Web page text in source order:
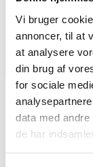
Vi bruger
annoncer, til at
at analysere
din brug af
for sociale
data med
de har
højeste.
salg og i
være særligt
Mht.
kunne